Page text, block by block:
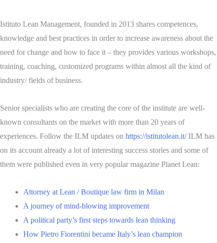
Istituto Lean Management, founded in 2013 shares competences,
knowledge and best practices in order to increase awareness about the
need for change and how to face it – they provides various workshops,
training, coaching, customized programs within almost all the kind of
industry/ fields of business.
Senior specialists who are creating the core of the institute are well-
known consultants on the market with more than 20 years of
experiences. Follow the ILM updates on https://istitutolean.it/ ILM has
on its account already a lot of interesting success stories and some of
them were published even in very popular magazine Planet Lean:
Attorney at Lean / Boutique law firm in Milan
A journey of mind-blowing improvement
A political party’s first steps towards lean thinking
How Pietro Fiorentini became Italy’s lean champion